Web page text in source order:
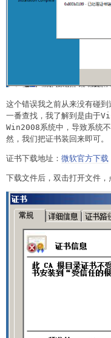
这个错误我之前从来没有碰
一番查找，我了解到是由于
Win2008系统中，导致系统
然，我们把证书装回来即可。
证书下载地址： 微软官方下载
下载文件后，双击打开文件